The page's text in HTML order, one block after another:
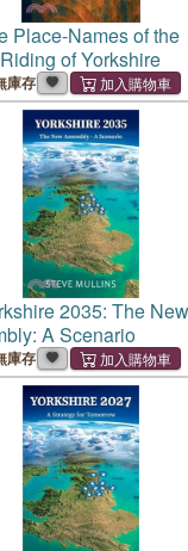
Place-Names of the
of Yorkshire
庫存
2035: The New
A Scenario
庫存